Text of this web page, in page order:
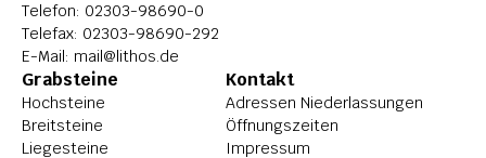
Telefon: 02303-98690-0
Telefax: 02303-98690-292
E-Mail: mail@lithos.de
Grabsteine
Hochsteine
Breitsteine
Liegesteine
Kontakt
Adressen Niederlassungen
Öffnungszeiten
Impressum